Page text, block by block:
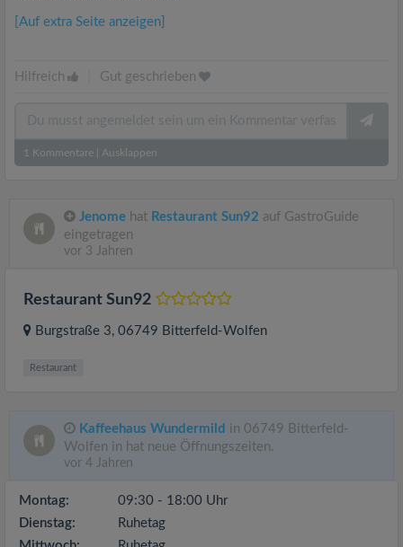
[Auf extra Seite anzeigen]
Hilfreich Gut geschrieben
1 Kommentare Ausklappen
Jenome hat Restaurant Sun92 auf GastroGuide
eingetragen
vor 3 Jahren
Restaurant Sun92
Burgstraße 3, 06749 Bitterfeld-Wolfen
Restaurant
Kaffeehaus Wundermild in 06749 Bitterfeld-
Wolfen in hat neue Öffnungszeiten.
vor 4 Jahren
Montag:
09:30 - 18:00 Uhr
Dienstag:
Ruhetag